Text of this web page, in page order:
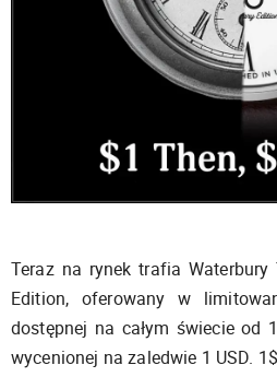
Teraz na rynek trafia
Edition, oferowany w
dostępnej na całym świecie od
wycenionej na zaledwie 1 USD.